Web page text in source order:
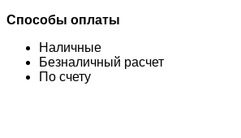
Способы оплаты
Наличные
Безналичный расчет
По счету